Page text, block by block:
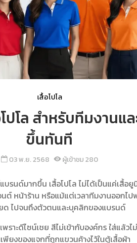
เสื้อโปโล
ปโล สำหรับทีมงานแ
ขึ้นทันที
03 พ.ย. 2568 ผู้เข้าชม 280
นด์มากขึ้น เสื้อโปโล ไม่ได้เป็นแค่เสื้อ
ต์ หน้าร้าน หรือแม้แต่เวลาทีมงานออกไ
ยด ไปจนถึงตัวตนและบุคลิกของแบรนด์
พราะดีไซน์เชย สีไม่เข้ากับองค์กร ใส่แล้ว
พียงของแจกที่ถูกแขวนค้างไว้ในตู้เสื้อผ้า